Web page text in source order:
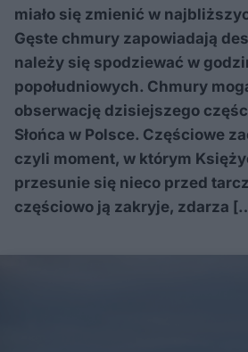
miało się zmienić w
Gęste chmury zapowiadają
należy się spodziewać w
popołudniowych. Chmury
obserwację dzisiejszego
Słońca w Polsce. Częściowe
czyli moment, w którym
przesunie się nieco przed
częściowo ją zakryje, zdarza